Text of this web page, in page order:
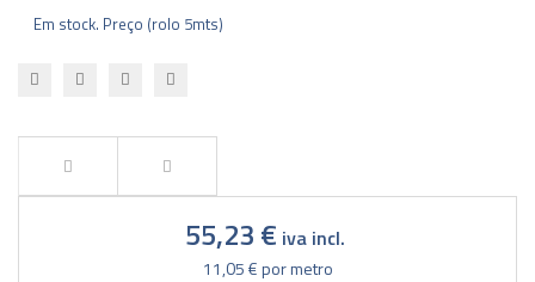
Em stock. Preço (rolo 5mts)
55,23 € iva incl.
11,05 €por metro